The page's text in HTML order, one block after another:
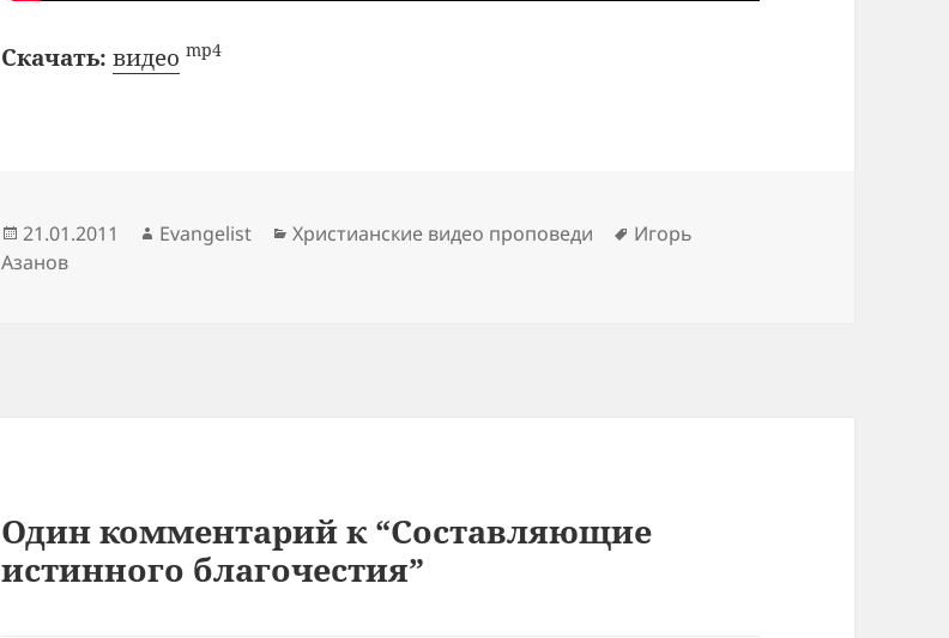
Скачать: видео mp4
Опубликовано
21.01.2011 Автор
Evangelist Рубрики
Христианские видео проповеди Метки
Игорь
Азанов
Один комментарий к “Составляющие
истинного благочестия”